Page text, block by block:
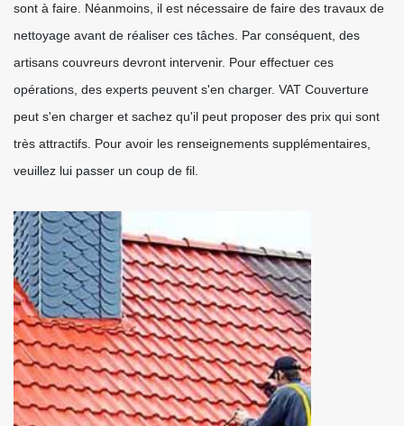
sont à faire. Néanmoins, il est nécessaire de faire des travaux de
nettoyage avant de réaliser ces tâches. Par conséquent, des
artisans couvreurs devront intervenir. Pour effectuer ces
opérations, des experts peuvent s'en charger. VAT Couverture
peut s'en charger et sachez qu'il peut proposer des prix qui sont
très attractifs. Pour avoir les renseignements supplémentaires,
veuillez lui passer un coup de fil.